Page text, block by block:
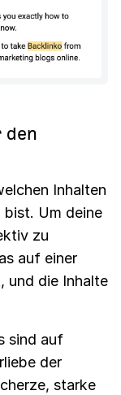
den
Inhalten
bist. Um deine
zu
auf einer
und die Inhalte
sind auf
der
starke